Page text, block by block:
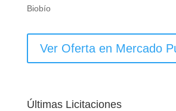
Biobío
Ver Oferta en Mercado
Últimas Licitaciones